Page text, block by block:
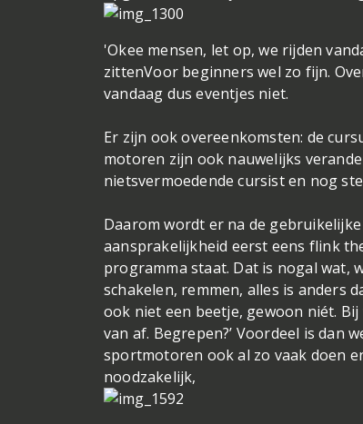
'Okee mensen, let op, we rijden
zittenVoor beginners wel zo fijn.
vandaag dus eventjes niet.
Er zijn ook overeenkomsten: de
motoren zijn ook nauwelijks
nietsvermoedende cursist en nog
Daarom wordt er na de
aansprakelijkheid eerst eens flink
programma staat. Dat is nogal wat,
schakelen, remmen, alles is anders
ook niet een beetje, gewoon niét.
van af. Begrepen?’ Voordeel is dan
sportmotoren ook al zo vaak doen
noodzakelijk,